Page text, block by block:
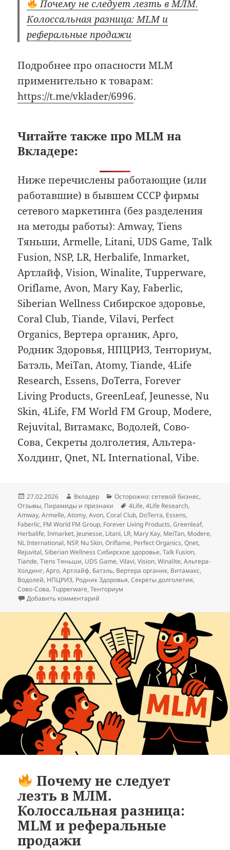
Почему не следует лезть в МЛМ.
Колоссальная разница: MLM и
реферальные продажи
Подробнее про опасности MLM
применительно к товарам:
https://t.me/vklader/6996.
Читайте также про MLM на
Вкладере:
Ниже перечислены работающие (или
работавшие) в бывшем СССР фирмы
сетевого маркетинга (без разделения
на методы работы): Amway, Tiens
Тяньши, Armelle, Litani, UDS Game, Talk
Fusion, NSP, LR, Herbalife, Inmarket,
Артлайф, Vision, Winalite, Тupperware,
Oriflame, Avon, Mary Kay, Faberlic,
Siberian Wellness Сибирское здоровье,
Coral Club, Tiande, Vilavi, Perfect
Organics, Вертера органик, Арго,
Родник Здоровья, НПЦРИЗ, Тенториум,
Батэль, MeiTan, Atomy, Tiande, 4Life
Research, Essens, DoTerra, Forever
Living Products, GreenLeaf, Jeunesse, Nu
Skin, 4Life, FM World FM Group, Modere,
Rejuvital, Витамакс, Водолей, Сово-
Сова, Секреты долголетия, Альтера-
Холдинг, Qnet, NL International, Vibe.
Опубликовано
27.02.2026 Автор
Вкладер Рубрики
Осторожно: сетевой бизнес,
Отзывы, Пирамиды и признаки Метки
4Life,4Life Research,
Amway,Armelle,Atomy,Avon,Coral Club, DoTerra, Essens,
Faberlic, FM World FM Group, Forever Living Products,Greenleaf,
Herbalife,Inmarket, Jeunesse, Litani, LR, Mary Kay, MeiTan, Modere,
NL International, NSP, Nu Skin,Oriflame, Perfect Organics,Qnet,
Rejuvital,Siberian Wellness Сибирское здоровье,Talk Fusion,
Tiande,Tiens Тяньши, UDS Game,Vilavi,Vision,Winalite,Альтера-
Холдинг,Арго,Артлайф, Батэль, Вертера органик, Витамакс,
Водолей, НПЦРИЗ, Родник Здоровья,Секреты долголетия,
Сово-Сова,Тupperware,Тенториум
Добавить комментарий
Почему не следует
лезть в МЛМ.
Колоссальная разница:
MLM и реферальные
продажи